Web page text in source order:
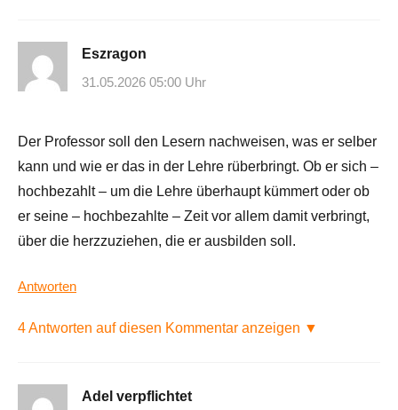
Eszragon
31.05.2026 05:00 Uhr
Der Professor soll den Lesern nachweisen, was er selber
kann und wie er das in der Lehre rüberbringt. Ob er sich –
hochbezahlt – um die Lehre überhaupt kümmert oder ob
er seine – hochbezahlte – Zeit vor allem damit verbringt,
über die herzzuziehen, die er ausbilden soll.
Antworten
4 Antworten auf diesen Kommentar anzeigen ▼
Adel verpflichtet